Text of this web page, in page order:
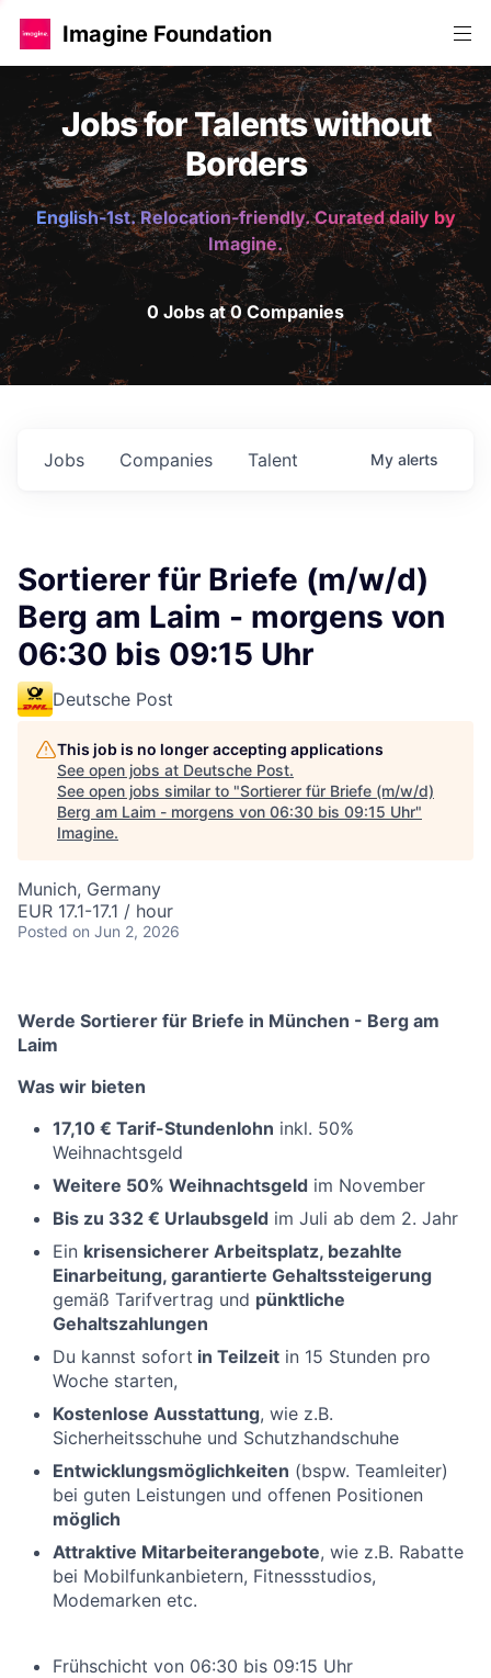
Imagine Foundation
Jobs for Talents without
Borders
English-1st. Relocation-friendly. Curated daily by
Imagine.
0 Jobs at 0 Companies
Jobs Companies Talent My alerts
Sortierer für Briefe (m/w/d)
Berg am Laim - morgens von
06:30 bis 09:15 Uhr
Deutsche Post
This job is no longer accepting applications
See open jobs at Deutsche Post.
See open jobs similar to "Sortierer für Briefe (m/w/d)
Berg am Laim - morgens von 06:30 bis 09:15 Uhr"
Imagine.
Munich, Germany
EUR 17.1-17.1 / hour
Posted on Jun 2, 2026
Werde Sortierer für Briefe in München - Berg am
Laim
Was wir bieten
17,10 € Tarif-Stundenlohn inkl. 50%
Weihnachtsgeld
Weitere 50% Weihnachtsgeld im November
Bis zu 332 € Urlaubsgeld im Juli ab dem 2. Jahr
Ein krisensicherer Arbeitsplatz, bezahlte
Einarbeitung, garantierte Gehaltssteigerung
gemäß Tarifvertrag und pünktliche
Gehaltszahlungen
Du kannst sofort in Teilzeit in 15 Stunden pro
Woche starten,
Kostenlose Ausstattung, wie z.B.
Sicherheitsschuhe und Schutzhandschuhe
Entwicklungsmöglichkeiten (bspw. Teamleiter)
bei guten Leistungen und offenen Positionen
möglich
Attraktive Mitarbeiterangebote, wie z.B. Rabatte
bei Mobilfunkanbietern, Fitnessstudios,
Modemarken etc.
Frühschicht von 06:30 bis 09:15 Uhr